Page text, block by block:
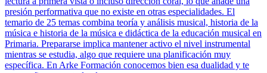
presión performativa que no existe en otras especialidades. El
temario de 25 temas combina teoría y análisis musical, historia de la
música e historia de la música e didáctica de la educación musical en
Primaria. Prepararse implica mantener activo el nivel instrumental
mientras se estudia, algo que requiere una planificación muy
específica. En Arke Formación conocemos bien esa dualidad y te